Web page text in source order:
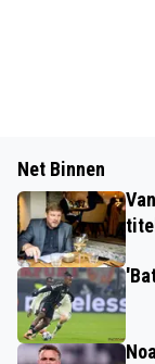
Net Binnen